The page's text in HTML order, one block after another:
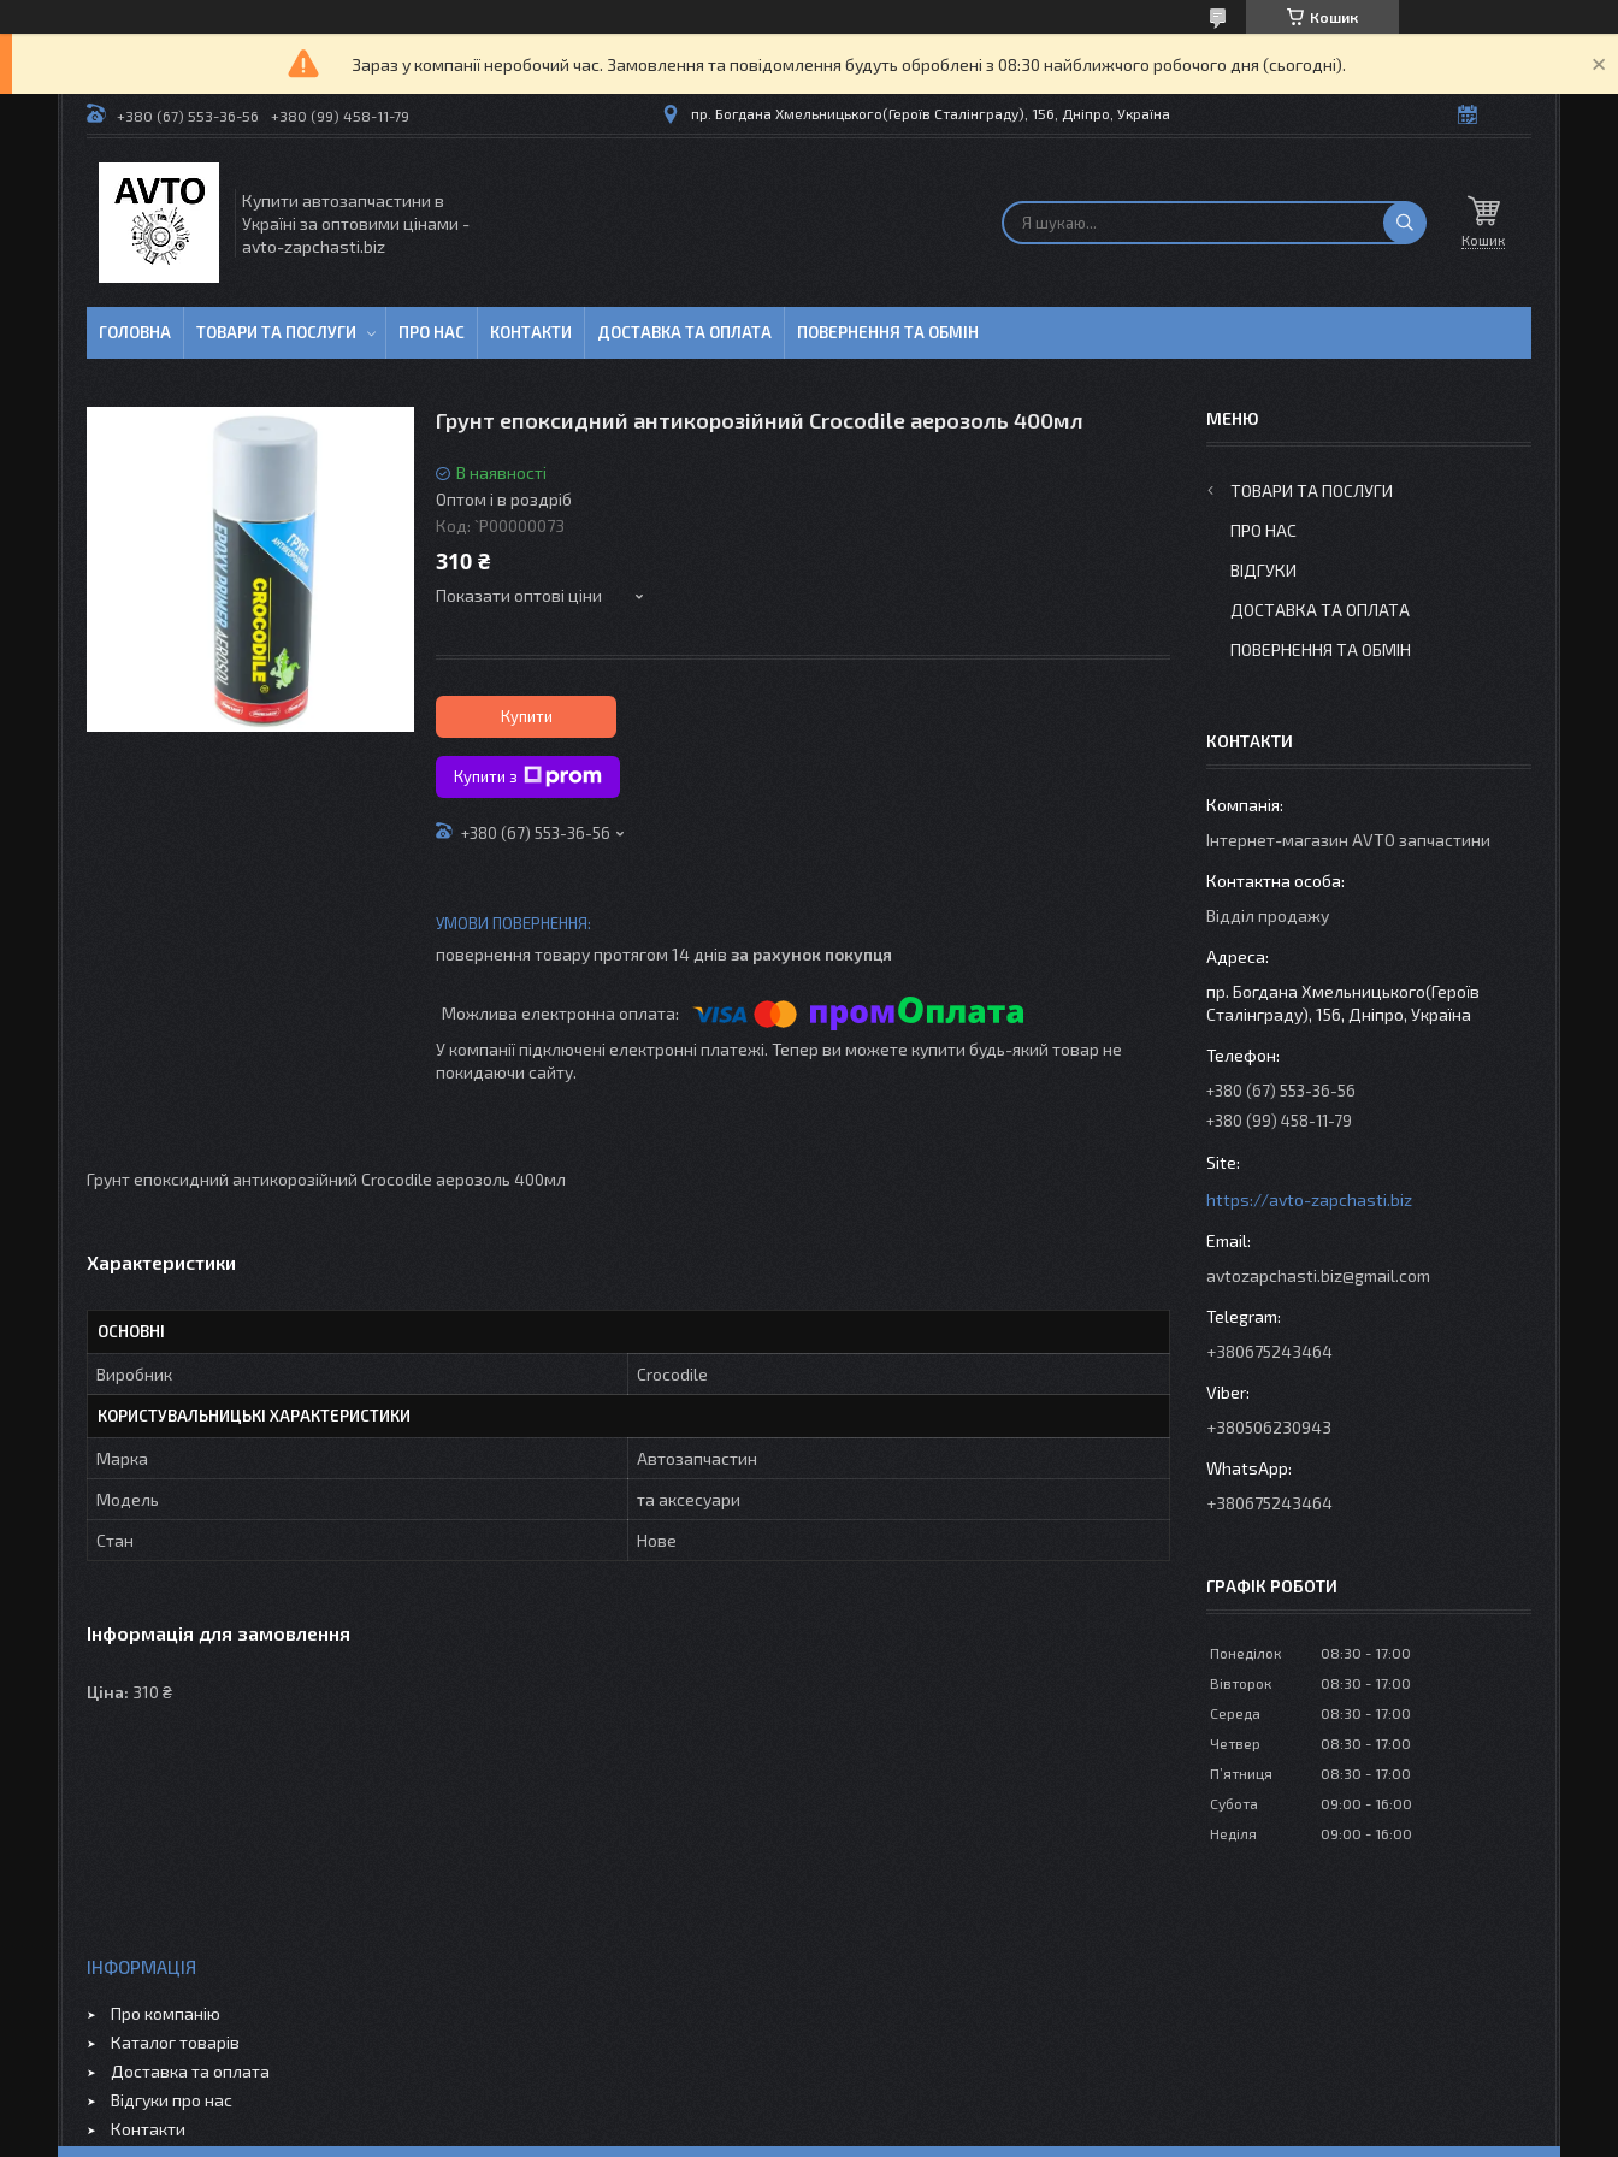
Кошик
Зараз у компанії неробочий час. Замовлення та повідомлення будуть оброблені з 08:30 найближчого робочого дня (сьогодні).
+380 (67) 553-36-56 +380 (99) 458-11-79 пр. Богдана Хмельницького(Героїв Сталінграду), 156, Дніпро, Україна
Купити автозапчастини в
Україні за оптовими цінами -
avto-zapchasti.biz
Кошик
ГОЛОВНА ТОВАРИ ТА ПОСЛУГИ ПРО НАС КОНТАКТИ ДОСТАВКА ТА ОПЛАТА ПОВЕРНЕННЯ ТА ОБМІН
Грунт епоксидний антикорозійний Crocodile аерозоль 400мл
В наявності
Оптом і в роздріб
Код: `P00000073
310 ₴
Показати оптові ціни
Купити
Купити з
+380 (67) 553-36-56
повернення товару протягом 14 днів за рахунок покупця
У компанії підключені електронні платежі. Тепер ви можете купити будь-який товар не
покидаючи сайту.
Грунт епоксидний антикорозійний Crocodile аерозоль 400мл
Характеристики
ОСНОВНІ
Виробник Crocodile
КОРИСТУВАЛЬНИЦЬКІ ХАРАКТЕРИСТИКИ
Марка
Автозапчастин
Мoдель
та аксесуари
Стан
Нове
Інформація для замовлення
Ціна: 310 ₴
ТОВАРИ ТА ПОСЛУГИ
ПРО НАС
ВІДГУКИ
ДОСТАВКА ТА ОПЛАТА
ПОВЕРНЕННЯ ТА ОБМІН
КОНТАКТИ
Інтернет-магазин AVTO запчастини
Відділ продажу
пр. Богдана Хмельницького(Героїв
Сталінграду), 156, Дніпро, Україна
+380 (67) 553-36-56
+380 (99) 458-11-79
https://avto-zapchasti.biz
avtozapchasti.biz@gmail.com
+380675243464
+380506230943
+380675243464
ГРАФІК РОБОТИ
Понеділок 08:30
17:00
Вівторок
08:30
17:00
Середа
08:30
17:00
Четвер
08:30
17:00
Пʼятниця
08:30
17:00
Субота
09:00
16:00
Неділя
09:00 16:00
ІНФОРМАЦІЯ
Про компанію
Каталог товарів
Доставка та оплата
Відгуки про нас
Контакти